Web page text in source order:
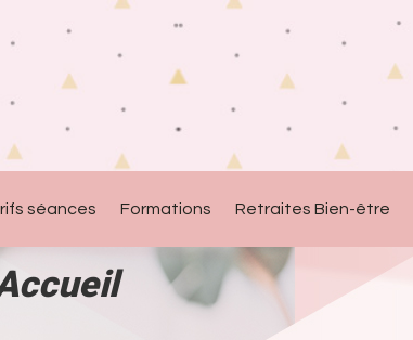
séances Formations Retraites Bien-être